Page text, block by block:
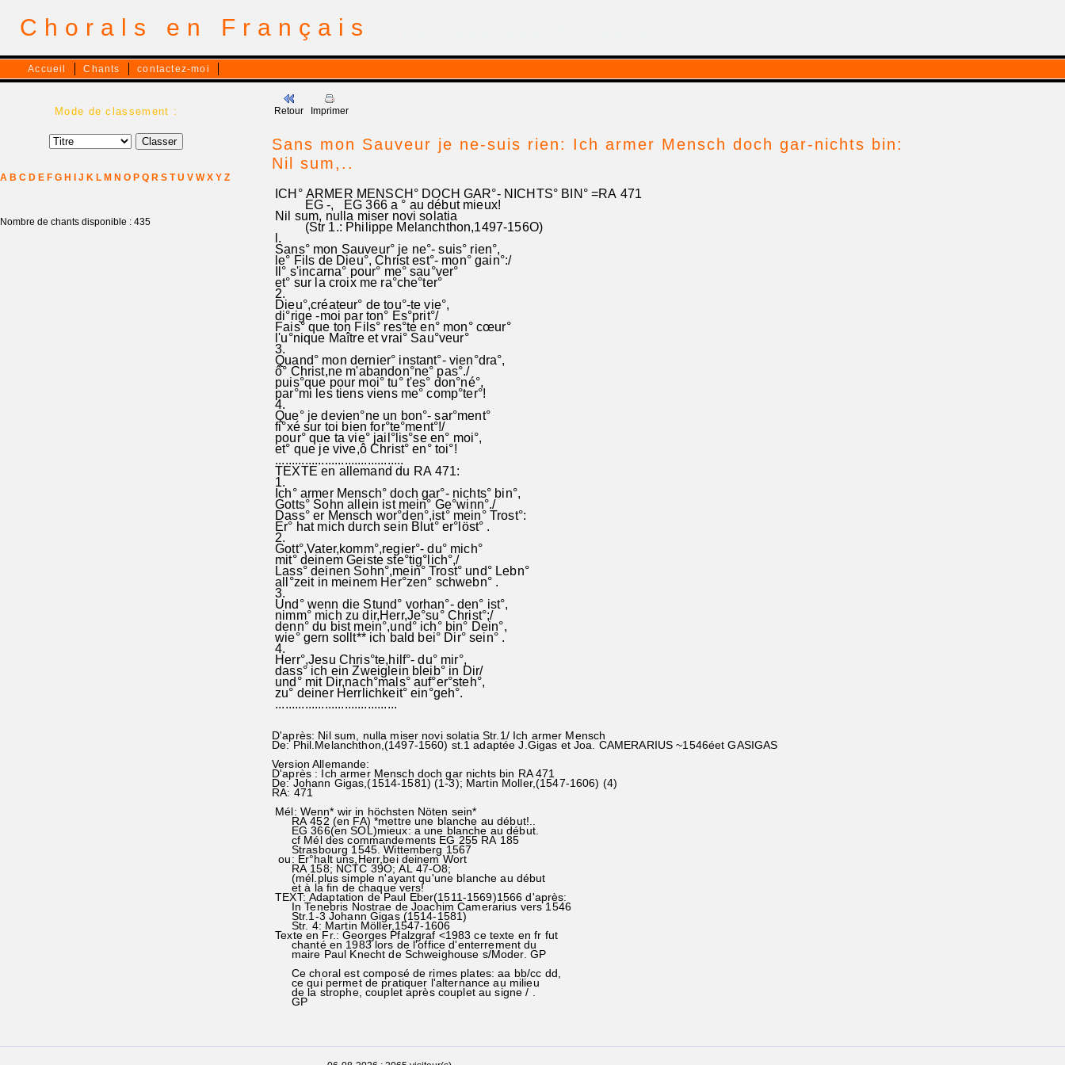
Chorals en Français
Accueil Chants contactez-moi
Mode de classement :
A B C D E F G H J K L M N O P Q R S T U V W X Y Z
Nombre de chants disponible : 435
Retour Imprimer
Sans mon Sauveur je ne-suis rien: Ich armer Mensch doch gar-nichts bin:
Nil sum,..
ICH° ARMER MENSCH° DOCH GAR°- NICHTS° BIN° =RA 471
EG -, EG 366 a ° au début mieux!
Nil sum, nulla miser novi solatia
(Str 1.: Philippe Melanchthon,1497-156O)
l.
Sans° mon Sauveur° je ne°- suis° rien°,
le° Fils de Dieu°, Christ est°- mon° gain°:/
Il° s'incarna° pour° me° sau°ver°
et° sur la croix me ra°che°ter°
2.
Dieu°,créateur° de tou°-te vie°,
di°rige -moi par ton° Es°prit°/
Fais° que ton Fils° res°te en° mon° cœur°
l'u°nique Maître et vrai° Sau°veur°
3.
Quand° mon dernier° instant°- vien°dra°,
ô° Christ,ne m'abandon°ne° pas°./
puis°que pour moi° tu° t'es° don°né°,
par°mi les tiens viens me° comp°ter°!
4.
Que° je devien°ne un bon°- sar°ment°
fi°xé sur toi bien for°te°ment°!/
pour° que ta vie° jail°lis°se en° moi°,
et° que je vive,ô Christ° en° toi°!
.......................................
TEXTE en allemand du RA 471:
1.
Ich° armer Mensch° doch gar°- nichts° bin°,
Gotts° Sohn allein ist mein° Ge°winn°./
Dass° er Mensch wor°den°,ist° mein° Trost°:
Er° hat mich durch sein Blut° er°löst° .
2.
Gott°,Vater,komm°,regier°- du° mich°
mit° deinem Geiste ste°tig°lich°,/
Lass° deinen Sohn°,mein° Trost° und° Lebn°
all°zeit in meinem Her°zen° schwebn° .
3.
Und° wenn die Stund° vorhan°- den° ist°,
nimm° mich zu dir,Herr,Je°su° Christ°;/
denn° du bist mein°,und° ich° bin° Dein°,
wie° gern sollt** ich bald bei° Dir° sein° .
4.
Herr°,Jesu Chris°te,hilf°- du° mir°,
dass° ich ein Zweiglein bleib° in Dir/
und° mit Dir,nach°mals° auf°er°steh°,
zu° deiner Herrlichkeit° ein°geh°.
.....................................
D'après: Nil sum, nulla miser novi solatia Str.1/ Ich armer Mensch
De: Phil.Melanchthon,(1497-1560) st.1 adaptée J.Gigas et Joa. CAMERARIUS ~1546éet GASIGAS
Version Allemande:
D'après : Ich armer Mensch doch gar nichts bin RA 471
De: Johann Gigas,(1514-1581) (1-3); Martin Moller,(1547-1606) (4)
RA: 471
Mél: Wenn* wir in höchsten Nöten sein*
RA 452 (en FA) *mettre une blanche au début!..
EG 366(en SOL)mieux: a une blanche au début.
cf Mél des commandements EG 255 RA 185
Strasbourg 1545. Wittemberg 1567
ou: Er°halt uns,Herr,bei deinem Wort
RA 158; NCTC 39O; AL 47-O8;
(mél.plus simple n'ayant qu'une blanche au début
et à la fin de chaque vers!
TEXT: Adaptation de Paul Eber(1511-1569)1566 d'après:
In Tenebris Nostrae de Joachim Camerarius vers 1546
Str.1-3 Johann Gigas (1514-1581)
Str. 4: Martin Möller,1547-1606
Texte en Fr.: Georges Pfalzgraf <1983 ce texte en fr fut
chanté en 1983 lors de l'office d'enterrement du
maire Paul Knecht de Schweighouse s/Moder. GP
Ce choral est composé de rimes plates: aa bb/cc dd,
ce qui permet de pratiquer l'alternance au milieu
de la strophe, couplet après couplet au signe / .
GP